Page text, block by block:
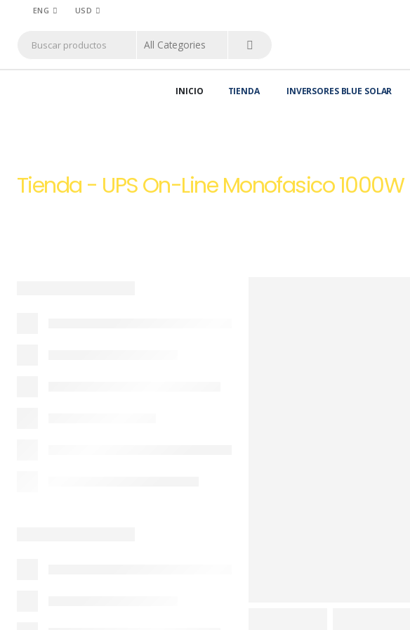
ENG USD
INICIO TIENDA INVERSORES BLUE SOLAR
Tienda - UPS On-Line Monofasico 1000W